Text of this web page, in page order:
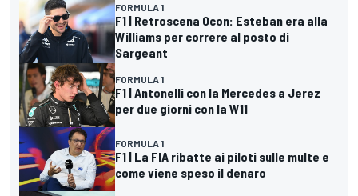
FORMULA 1
F1 | Retroscena Ocon: Esteban era alla
Williams per correre al posto di
Sargeant
FORMULA 1
F1 | Antonelli con la Mercedes a Jerez
per due giorni con la W11
FORMULA 1
F1 | La FIA ribatte ai piloti sulle multe e
come viene speso il denaro